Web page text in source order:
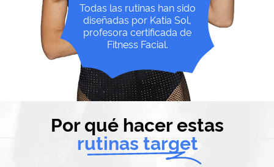
Todas las rutinas han sido
diseñadas por Katia Sol,
profesora certificada de
Fitness Facial.
Por qué hacer estas
rutinas target